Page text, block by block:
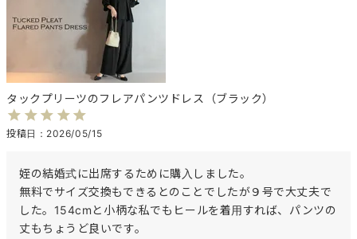
タックプリーツのフレアパンツドレス（ブラック）
投稿日 2026/05/15
姪の結婚式に出席するために購入しました。
無料でサイズ交換もできるとのことでしたが９号で大丈夫で
した。154cmと小柄な私でもヒールを着用すれば、パンツの
丈もちょうど良いです。